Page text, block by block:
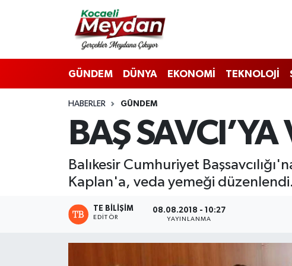
GÜNDEM DÜNYA EKONOMİ TEKNOLOJİ
HABERLER GÜNDEM
BAŞ
Balıkesir Cumhuriyet
Kaplan'a, veda yemeği düzenlendi.
TE BILIŞIM
EDITÖR
08.08.2018 - 10:27
YAYINLANMA
Nöbetçi Eczaneler
Hava Durumu
Trafik Durumu
Süper Lig Puan Durumu ve Fikstür
Tüm Manşetler
Haber Arşivi